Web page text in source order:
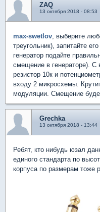
ZAQ
13 октября 2018 - 08:53
max-swetlov , выберите
треугольник), запитайте
генератор подайте
смещение в генераторе). С
резистор 10к и
входу 2 микросхемы.
Grechka
13 октября 2018 - 13:44
Ребят, кто нибудь юзал
единого стандарта по
корпуса по размерам тоже